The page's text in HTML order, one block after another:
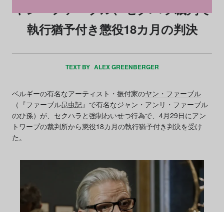
ヤン・ファーブル、セクハラ裁判で
執行猶予付き懲役18カ月の判決
TEXT BY ALEX GREENBERGER
ベルギーの有名なアーティスト・振付家のヤン・ファーブル
（『ファーブル昆虫記』で有名なジャン・アンリ・ファーブル
のひ孫）が、セクハラと強制わいせつ行為で、4月29日にアン
トワープの裁判所から懲役18カ月の執行猶予付き判決を受け
た。